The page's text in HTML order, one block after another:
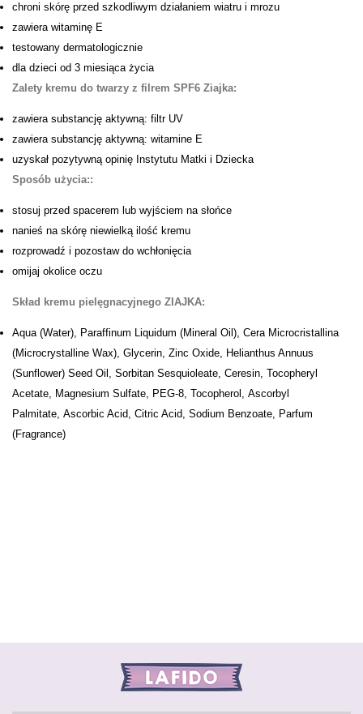
chroni skórę przed szkodliwym działaniem wiatru i mrozu
zawiera witaminę E
testowany dermatologicznie
dla dzieci od 3 miesiąca życia
Zalety kremu do twarzy z filrem SPF6 Ziajka:
zawiera substancję aktywną: filtr UV
zawiera substancję aktywną: witamine E
uzyskał pozytywną opinię Instytutu Matki i Dziecka
Sposób użycia::
stosuj przed spacerem lub wyjściem na słońce
nanieś na skórę niewielką ilość kremu
rozprowadź i pozostaw do wchłonięcia
omijaj okolice oczu
Skład kremu pielęgnacyjnego ZIAJKA:
Aqua (Water), Paraffinum Liquidum (Mineral Oil), Cera Microcristallina
(Microcrystalline Wax), Glycerin, Zinc Oxide, Helianthus Annuus
(Sunflower) Seed Oil, Sorbitan Sesquioleate, Ceresin, Tocopheryl
Acetate, Magnesium Sulfate, PEG-8, Tocopherol, Ascorbyl
Palmitate, Ascorbic Acid, Citric Acid, Sodium Benzoate, Parfum
(Fragrance)